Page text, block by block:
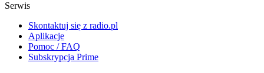
Serwis
Skontaktuj się z radio.pl
Aplikacje
Pomoc / FAQ
Subskrypcja Prime